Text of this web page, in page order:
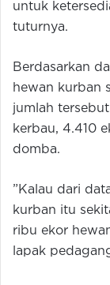
untuk
tuturnya.
Berdasarkan
hewan kurban
jumlah
kerbau, 4.410
domba.
‎”Kalau dari
kurban itu
ribu ekor
lapak